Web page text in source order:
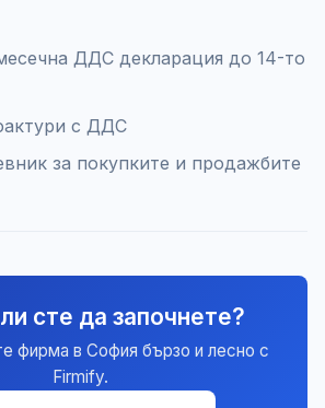
ДДС декларация до 14-то
с ДДС
за покупките и продажбите
сте да започнете?
фирма в София бързо и лесно с
Firmify.